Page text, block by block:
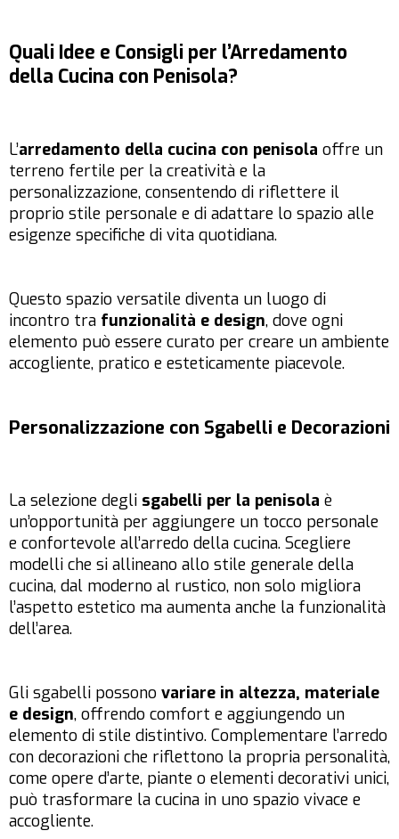
Quali Idee e Consigli per l’Arredamento
della Cucina con Penisola?
L’arredamento della cucina con penisola offre un
terreno fertile per la creatività e la
personalizzazione, consentendo di riflettere il
proprio stile personale e di adattare lo spazio alle
esigenze specifiche di vita quotidiana.
Questo spazio versatile diventa un luogo di
incontro tra funzionalità e design, dove ogni
elemento può essere curato per creare un ambiente
accogliente, pratico e esteticamente piacevole.
Personalizzazione con Sgabelli e Decorazioni
La selezione degli sgabelli per la penisola è
un’opportunità per aggiungere un tocco personale
e confortevole all’arredo della cucina. Scegliere
modelli che si allineano allo stile generale della
cucina, dal moderno al rustico, non solo migliora
l’aspetto estetico ma aumenta anche la funzionalità
dell’area.
Gli sgabelli possono variare in altezza, materiale
e design, offrendo comfort e aggiungendo un
elemento di stile distintivo. Complementare l’arredo
con decorazioni che riflettono la propria personalità,
come opere d’arte, piante o elementi decorativi unici,
può trasformare la cucina in uno spazio vivace e
accogliente.